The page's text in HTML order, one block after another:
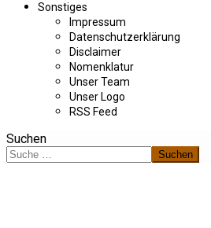
Sonstiges
Impressum
Datenschutzerklärung
Disclaimer
Nomenklatur
Unser Team
Unser Logo
RSS Feed
Suchen
Suchen